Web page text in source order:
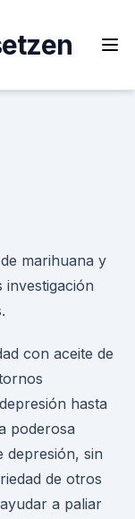
marihuana y
investigación
con aceite de
hasta
poderosa
depresión, sin
de otros
a paliar